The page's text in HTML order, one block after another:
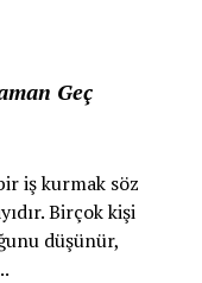
Geç
iş kurmak söz
Birçok kişi
düşünür,